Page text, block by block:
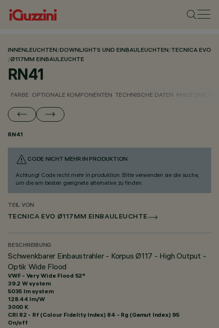
INNENLEUCHTEN/DOWNLIGHTS UND EINBAULEUCHTEN/TECNICA EVO
/Ø117MM EINBAULEUCHTE
RN41
FARBE OPTIONALE KOMPONENTEN TECHNISCHE DATEN
RN41
CODE NICHT MEHR IN PRODUKTION
Achtung! Code nicht mehr in produktion. Bitte verwenden sie die suche,
um die am besten geeignete alternative zu finden.
TEIL VON
TECNICA EVO Ø117MM EINBAULEUCHTE
BESCHREIBUNG
Schwenkbarer Einbaustrahler - Korpus Ø117 - High Output -
Optik Wide Flood
VWF - Very Wide Flood 52°
39.2 W system
5035 lm system
128.44 lm/W
3000 K
CRI 82 - Rf (Colour Fidelity Index) 84 - Rg (Gamut Index) 95
On/off